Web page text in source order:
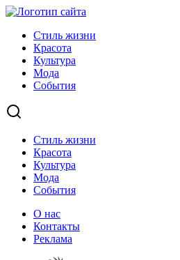
Стиль жизни
Красота
Культура
Мода
События
Стиль жизни
Красота
Культура
Мода
События
О нас
Контакты
Реклама